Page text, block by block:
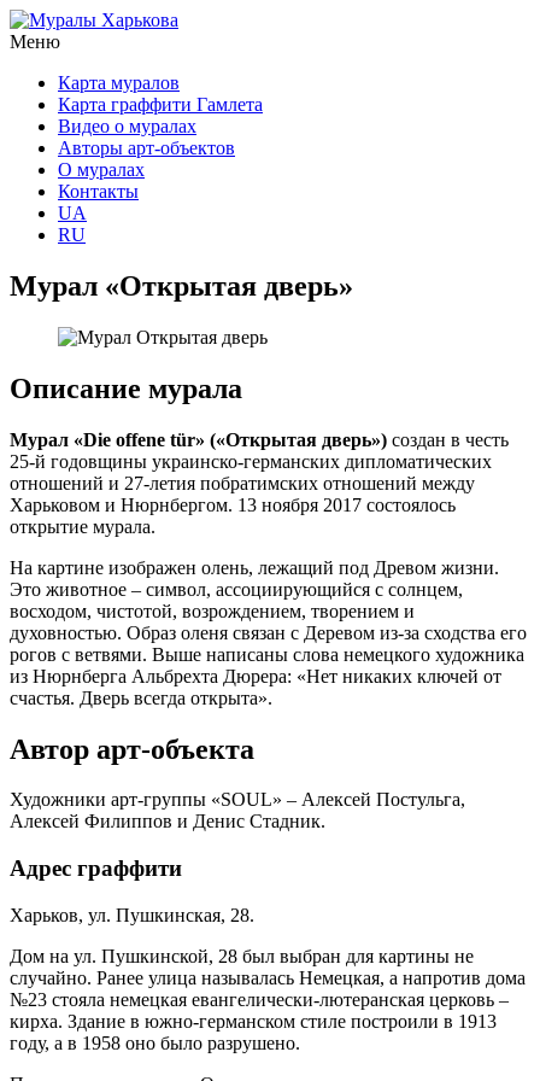
Меню
Карта муралов
Карта граффити Гамлета
Видео о муралах
Авторы арт-объектов
О муралах
Контакты
UA
RU
Мурал «Открытая дверь»
Описание мурала
Мурал «Die offene tür» («Открытая дверь») создан в честь
25-й годовщины украинско-германских дипломатических
отношений и 27-летия побратимских отношений между
Харьковом и Нюрнбергом. 13 ноября 2017 состоялось
открытие мурала.
На картине изображен олень, лежащий под Древом жизни.
Это животное – символ, ассоциирующийся с солнцем,
восходом, чистотой, возрождением, творением и
духовностью. Образ оленя связан с Деревом из-за сходства его
рогов с ветвями. Выше написаны слова немецкого художника
из Нюрнберга Альбрехта Дюрера: «Нет никаких ключей от
счастья. Дверь всегда открыта».
Автор арт-объекта
Художники арт-группы «SOUL» – Алексей Постульга,
Алексей Филиппов и Денис Стадник.
Адрес граффити
Харьков, ул. Пушкинская, 28.
Дом на ул. Пушкинской, 28 был выбран для картины не
случайно. Ранее улица называлась Немецкая, а напротив дома
№23 стояла немецкая евангелически-лютеранская церковь –
кирха. Здание в южно-германском стиле построили в 1913
году, а в 1958 оно было разрушено.